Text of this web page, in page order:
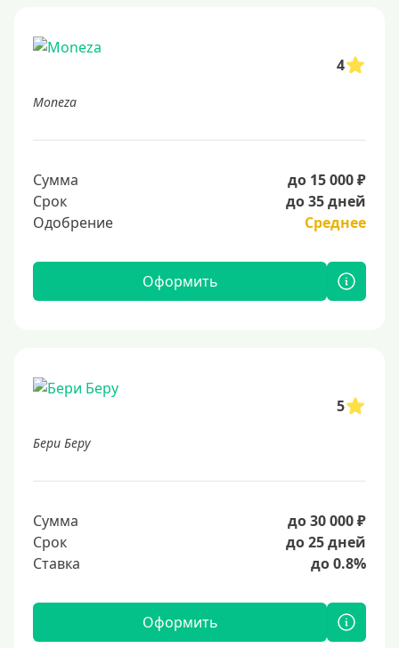
4
Moneza
Сумма
до 15 000 ₽
Срок
до 35 дней
Одобрение
Среднее
Оформить
5
Бери Беру
Сумма
до 30 000 ₽
Срок
до 25 дней
Ставка
до 0.8%
Оформить